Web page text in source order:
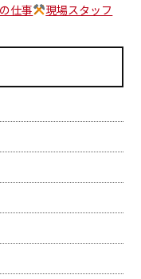
仕事
現場スタッフ